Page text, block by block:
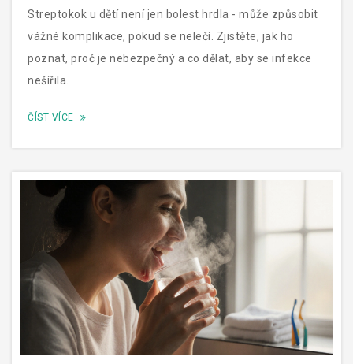
Streptokok u dětí není jen bolest hrdla - může způsobit
vážné komplikace, pokud se nelečí. Zjistěte, jak ho
poznat, proč je nebezpečný a co dělat, aby se infekce
nešířila.
ČÍST VÍCE